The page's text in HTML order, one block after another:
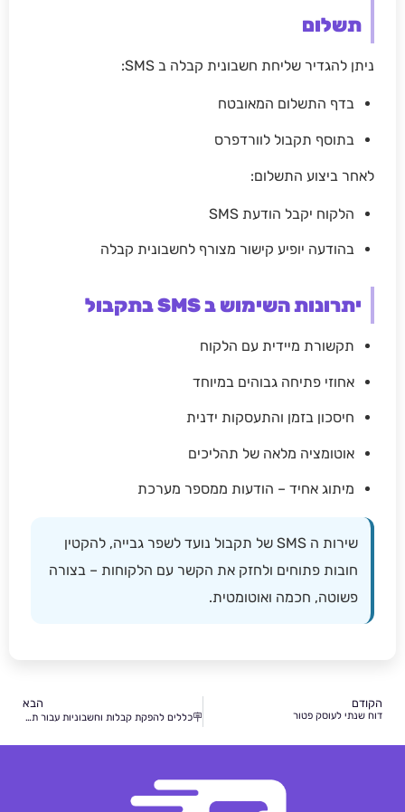
תשלום
ניתן להגדיר שליחת חשבונית קבלה ב SMS:
בדף התשלום המאובטח
בתוסף תקבול לוורדפרס
לאחר ביצוע התשלום:
הלקוח יקבל הודעת SMS
בהודעה יופיע קישור מצורף לחשבונית קבלה
יתרונות השימוש ב SMS בתקבול
תקשורת מיידית עם הלקוח
אחוזי פתיחה גבוהים במיוחד
חיסכון בזמן והתעסקות ידנית
אוטומציה מלאה של תהליכים
מיתוג אחיד – הודעות ממספר מערכת
שירות ה SMS של תקבול נועד לשפר גבייה, להקטין
חובות פתוחים ולחזק את הקשר עם הלקוחות – בצורה
פשוטה, חכמה ואוטומטית.
הקודם
דוח שנתי לעוסק פטור
הבא
🪧כללים להפקת קבלות וחשבוניות עבור תקופה קודמת